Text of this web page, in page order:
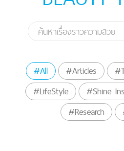
#All #Articles
#LifeStyle
#Shine
#Research